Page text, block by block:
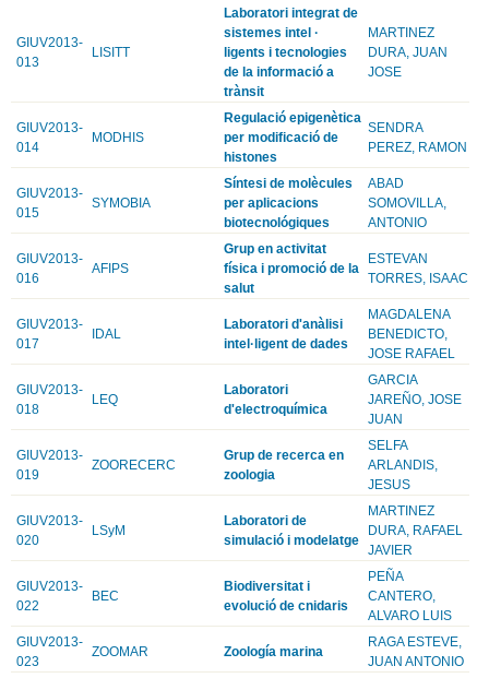
GIUV2013-
013
LISITT
Laboratori integrat de
sistemes intel ·
ligents i tecnologies
de la informació a
trànsit
MARTINEZ
DURA, JUAN
JOSE
GIUV2013-
014
MODHIS
Regulació epigenètica
per modificació de
histones
SENDRA
PEREZ, RAMON
GIUV2013-
015
SYMOBIA
Síntesi de molècules
per aplicacions
biotecnológiques
ABAD
SOMOVILLA,
ANTONIO
GIUV2013-
016
AFIPS
Grup en activitat
física i promoció de la
salut
ESTEVAN
TORRES, ISAAC
GIUV2013-
017
IDAL
Laboratori d'anàlisi
intel·ligent de dades
MAGDALENA
BENEDICTO,
JOSE RAFAEL
GIUV2013-
018
LEQ
Laboratori
d'electroquímica
GARCIA
JAREÑO, JOSE
JUAN
GIUV2013-
019
ZOORECERC
Grup de recerca en
zoologia
SELFA
ARLANDIS,
JESUS
GIUV2013-
020
LSyM
Laboratori de
simulació i modelatge
MARTINEZ
DURA, RAFAEL
JAVIER
GIUV2013-
022
BEC
Biodiversitat i
evolució de cnidaris
PEÑA
CANTERO,
ALVARO LUIS
GIUV2013-
023
ZOOMAR Zoología marina
RAGA ESTEVE,
JUAN ANTONIO